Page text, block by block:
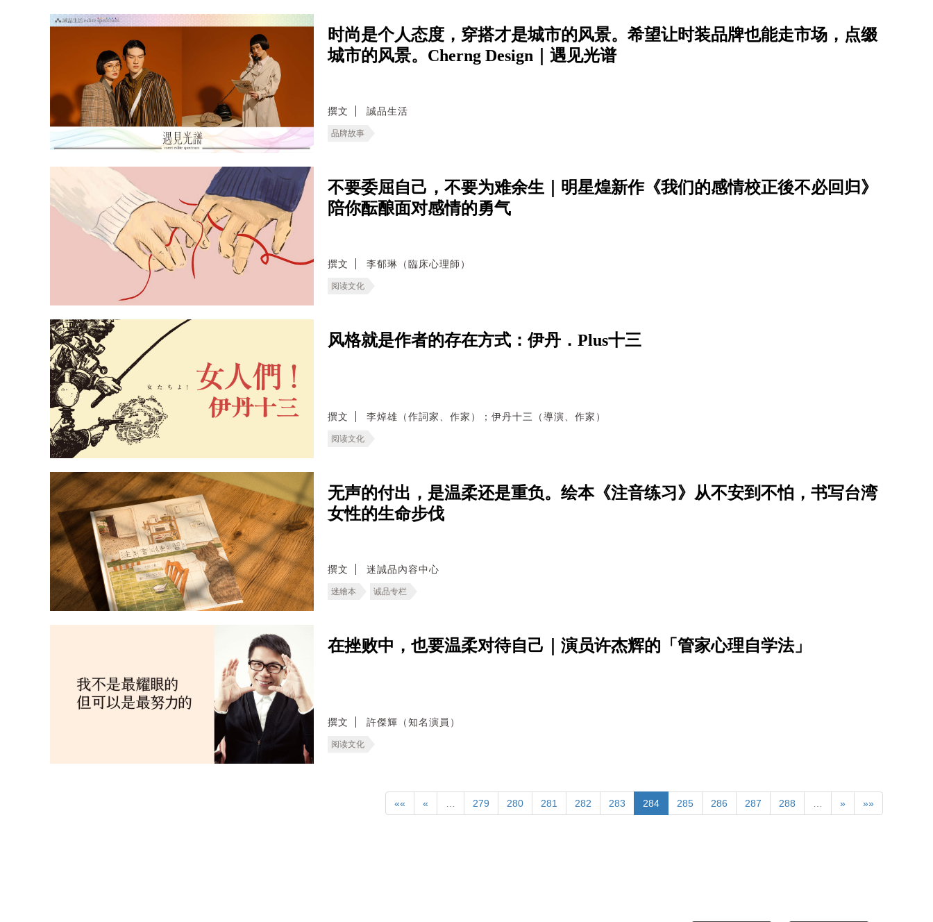
时尚是个人态度，穿搭才是城市的风景。希望让时装品牌也能走市场，点缀
城市的风景。Cherng Design｜遇见光谱
撰文 誠品生活
品牌故事
不要委屈自己，不要为难余生｜明星煌新作《我们的感情校正後不必回归》
陪你酝酿面对感情的勇气
撰文 李郁琳（臨床心理師）
阅读文化
风格就是作者的存在方式：伊丹．Plus十三
撰文 李焯雄（作詞家、作家）；伊丹十三（導演、作家）
阅读文化
无声的付出，是温柔还是重负。绘本《注音练习》从不安到不怕，书写台湾
女性的生命步伐
撰文 迷誠品內容中心
迷繪本 诚品专栏
在挫败中，也要温柔对待自己｜演员许杰辉的「管家心理自学法」
撰文 許傑輝（知名演員）
阅读文化
«« « … 279 280 281 282 283 284 285 286 287 288 … » »»